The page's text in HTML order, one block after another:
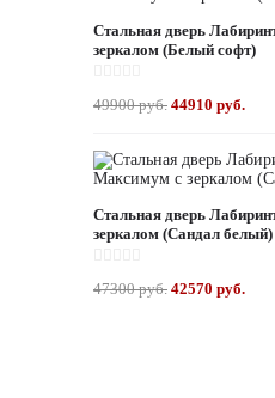
Стальная дверь
зеркалом (Белый софт)
49900 руб. 44910 руб.
Стальная дверь
зеркалом (Сандал белый)
47300 руб. 42570 руб.